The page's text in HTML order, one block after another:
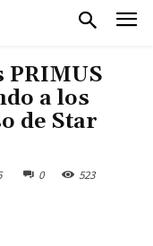
PRIMUS
a los
de Star
0 523